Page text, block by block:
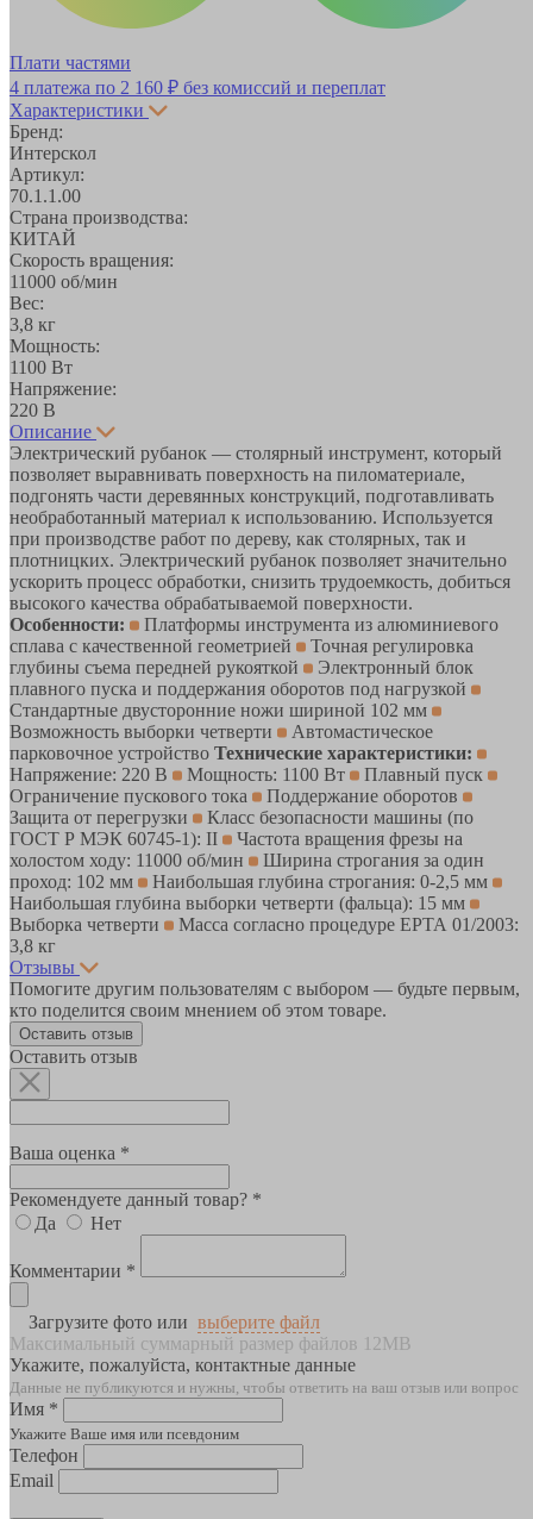
Плати частями
4 платежа по 2 160 ₽ без комиссий и переплат
Характеристики
Бренд:
Интерскол
Артикул:
70.1.1.00
Страна производства:
КИТАЙ
Скорость вращения:
11000 об/мин
Вес:
3,8 кг
Мощность:
1100 Вт
Напряжение:
220 В
Описание
Электрический рубанок — столярный инструмент, который
позволяет выравнивать поверхность на пиломатериале,
подгонять части деревянных конструкций, подготавливать
необработанный материал к использованию. Используется
при производстве работ по дереву, как столярных, так и
плотницких. Электрический рубанок позволяет значительно
ускорить процесс обработки, снизить трудоемкость, добиться
высокого качества обрабатываемой поверхности.
Особенности:
Платформы инструмента из алюминиевого
сплава с качественной геометрией
Точная регулировка
глубины съема передней рукояткой
Электронный блок
плавного пуска и поддержания оборотов под нагрузкой
Стандартные двусторонние ножи шириной 102 мм
Возможность выборки четверти
Автомастическое
парковочное устройство Технические характеристики:
Напряжение: 220 В
Мощность: 1100 Вт
Плавный пуск
Ограничение пускового тока
Поддержание оборотов
Защита от перегрузки
Класс безопасности машины (по
ГОСТ Р МЭК 60745-1): II
Частота вращения фрезы на
холостом ходу: 11000 об/мин
Ширина строгания за один
проход: 102 мм
Наибольшая глубина строгания: 0-2,5 мм
Наибольшая глубина выборки четверти (фальца): 15 мм
Выборка четверти
Масса согласно процедуре ЕРТА 01/2003:
3,8 кг
Отзывы
Помогите другим пользователям с выбором — будьте первым,
кто поделится своим мнением об этом товаре.
Оставить отзыв
Оставить отзыв
Ваша оценка *
Рекомендуете данный товар? *
Да
Нет
Комментарии *
Загрузите фото или выберите файл
Максимальный суммарный размер файлов 12MB
Укажите, пожалуйста, контактные данные
Данные не публикуются и нужны, чтобы ответить на ваш отзыв или вопрос
Имя *
Укажите Ваше имя или псевдоним
Телефон
Email